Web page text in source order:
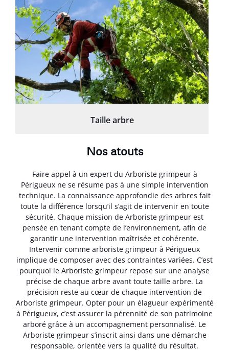
Taille arbre
Nos atouts
Faire appel à un expert du Arboriste grimpeur à
Périgueux ne se résume pas à une simple intervention
technique. La connaissance approfondie des arbres fait
toute la différence lorsqu’il s’agit de intervenir en toute
sécurité. Chaque mission de Arboriste grimpeur est
pensée en tenant compte de l’environnement, afin de
garantir une intervention maîtrisée et cohérente.
Intervenir comme arboriste grimpeur à Périgueux
implique de composer avec des contraintes variées. C’est
pourquoi le Arboriste grimpeur repose sur une analyse
précise de chaque arbre avant toute taille arbre. La
précision reste au cœur de chaque intervention de
Arboriste grimpeur. Opter pour un élagueur expérimenté
à Périgueux, c’est assurer la pérennité de son patrimoine
arboré grâce à un accompagnement personnalisé. Le
Arboriste grimpeur s’inscrit ainsi dans une démarche
responsable, orientée vers la qualité du résultat.